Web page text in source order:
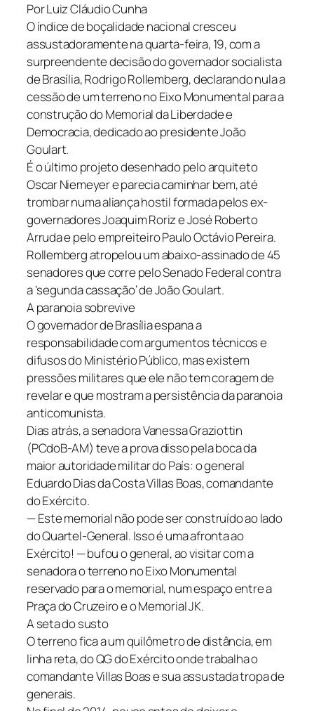
​Por Luiz Cláudio Cunha​
O índice de boçalidade nacional cresceu
assustadoramente na quarta-feira, 19, com a
surpreendente decisão do governador socialista
de Brasília, Rodrigo Rollemberg, declarando nula a
cessão de um terreno no Eixo Monumental para a
construção do Memorial da Liberdade e
Democracia, dedicado ao presidente João
Goulart.
É o último projeto desenhado pelo arquiteto
Oscar Niemeyer e parecia caminhar bem, até
trombar numa aliança hostil formada pelos ex-
governadores Joaquim Roriz e José Roberto
Arruda e pelo empreiteiro Paulo Octávio Pereira.
Rollemberg atropelou um abaixo-assinado de 45
senadores que corre pelo Senado Federal contra
a ‘segunda cassação’ de João Goulart.
A paranoia sobrevive
O governador de Brasília espana a
responsabilidade com argumentos técnicos e
difusos do Ministério Público, mas existem
pressões militares que ele não tem coragem de
revelar e que mostram a persistência da paranoia
anticomunista.
Dias atrás, a senadora Vanessa Graziottin
(PCdoB-AM) teve a prova disso pela boca da
maior autoridade militar do País: o general
Eduardo Dias da Costa Villas Boas, comandante
do Exército.
— Este memorial não pode ser construído ao lado
do Quartel-General. Isso é uma afronta ao
Exército! — bufou o general, ao visitar com a
senadora o terreno no Eixo Monumental
reservado para o memorial, num espaço entre a
Praça do Cruzeiro e o Memorial JK.
A seta do susto
O terreno fica a um quilômetro de distância, em
linha reta, do QG do Exército onde trabalha o
comandante Villas Boas e sua assustada tropa de
generais.